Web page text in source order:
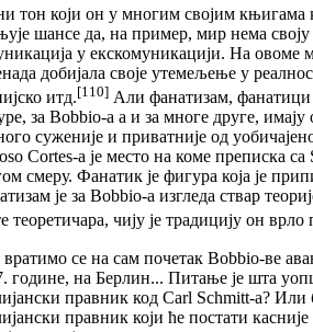
тон који он у многим својим књигама
шансе да, на пример, мир нема своју
у екскомуникацији. На овоме
добијала своје утемељење у
итд.[110] Али фанатизам, фанатици
за Bobbio-а а и за многе друге, имају
суженије и приватније од
Cortes-а је место на коме преписка
смеру. Фанатик је фигура која је
је за Bobbio-а изгледа ствар
теоретичара, чију је традицију он
се на сам почетак Bobbio-ве
године, на Берлин... Питање је шта
правник код Carl Schmitt-а?
правник који ће постати